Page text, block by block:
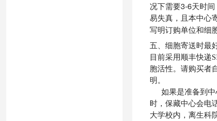
况下需要3-6天时间
易失真，且本中心
写明订购单位和细
五、 细胞寄送时最
目前采用顺丰快递
胞活性。请购买者
明。
如果是准备到
时，保藏中心会电
大学校内，离生科